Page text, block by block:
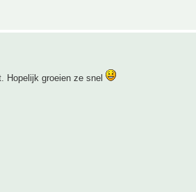
Hopelijk groeien ze snel